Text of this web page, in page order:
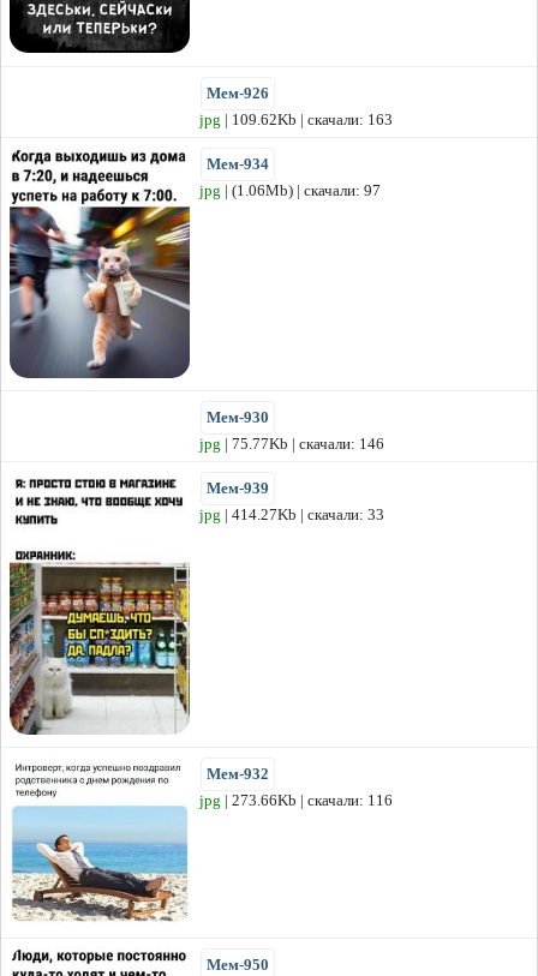
Мем-926
jpg | 109.62Kb | скачали: 163
Мем-934
jpg | (1.06Mb) | скачали: 97
Мем-930
jpg | 75.77Kb | скачали: 146
Мем-939
jpg | 414.27Kb | скачали: 33
Мем-932
jpg | 273.66Kb | скачали: 116
Мем-950